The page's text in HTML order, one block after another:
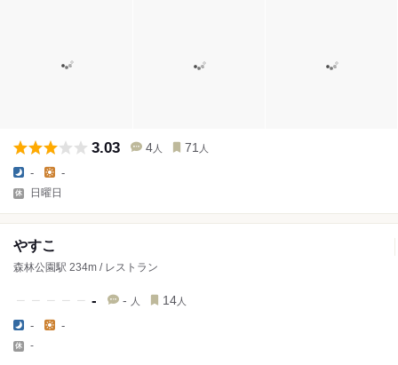
3.03 4 人 71 人
- -
日曜日
やすこ
森林公園駅 234m / レストラン
- - 人 14 人
- -
-